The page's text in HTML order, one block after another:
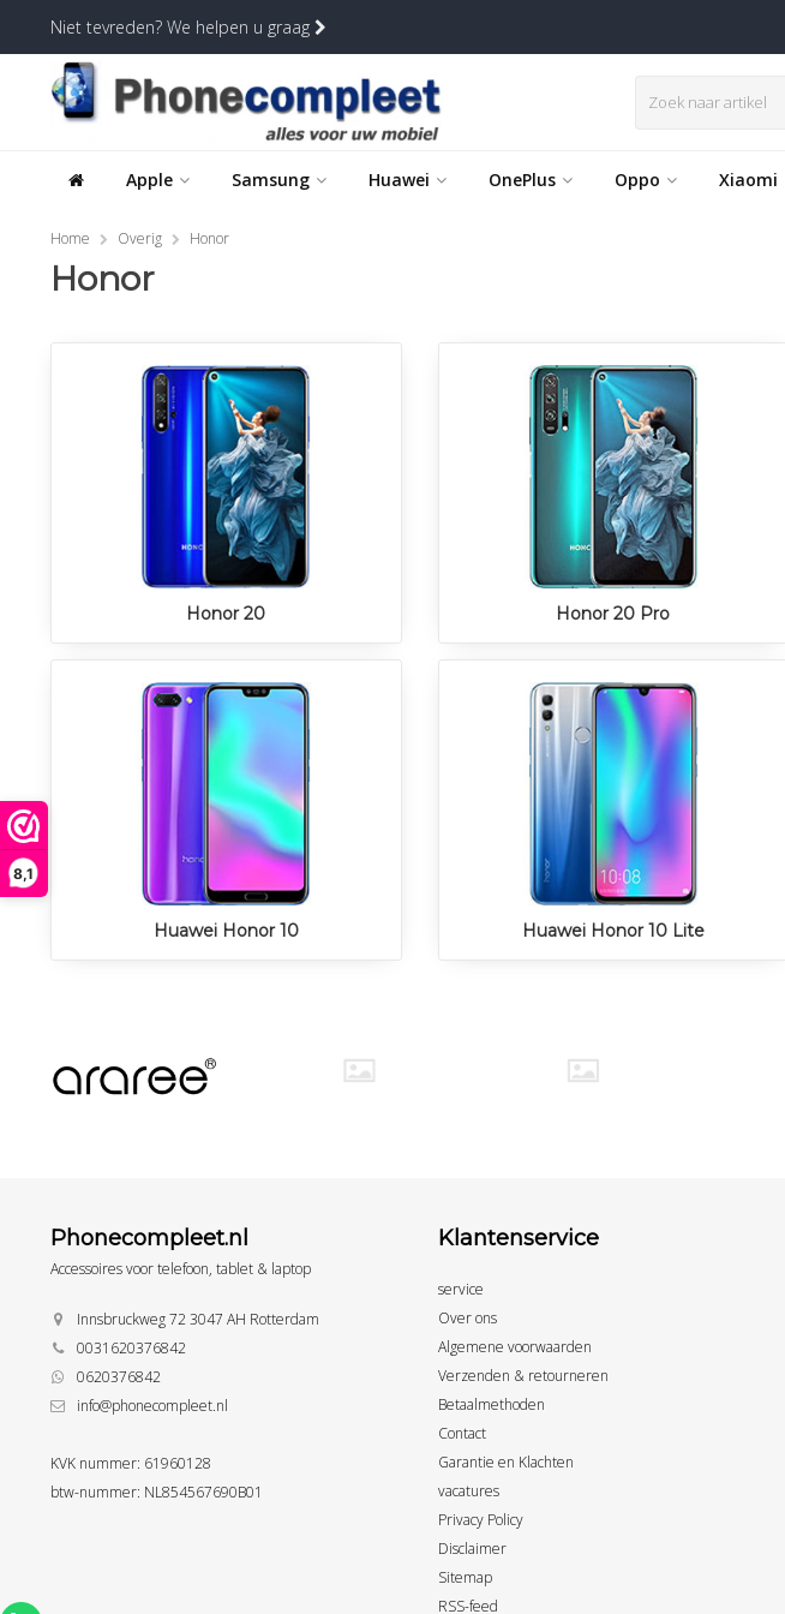
8,1
Niet tevreden? We helpen u graag
Apple Samsung Huawei OnePlus Oppo Xiaomi
Home Overig Honor
Honor
Honor 20 Honor 20 Pro
Huawei Honor 10 Huawei Honor 10 Lite
Phonecompleet.nl
Accessoires voor telefoon, tablet & laptop
Innsbruckweg 72 3047 AH Rotterdam
0031620376842
0620376842
info@phonecompleet.nl
KVK nummer: 61960128
btw-nummer: NL854567690B01
Klantenservice
service
Over ons
Algemene voorwaarden
Verzenden & retourneren
Betaalmethoden
Contact
Garantie en Klachten
vacatures
Privacy Policy
Disclaimer
Sitemap
RSS-feed